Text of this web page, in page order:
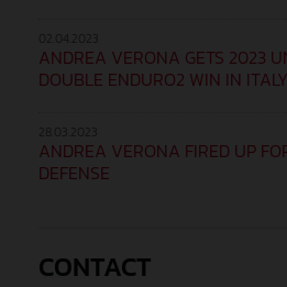
ANDREA VERONA GETS 2023
DOUBLE ENDURO2 WIN IN ITALY
ANDREA VERONA FIRED UP
DEFENSE
CONTACT